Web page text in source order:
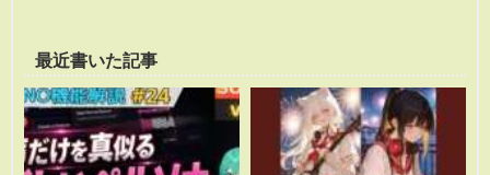
最近書いた記事